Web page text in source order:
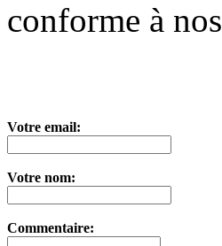
conforme à nos
Votre email:
Votre nom:
Commentaire: